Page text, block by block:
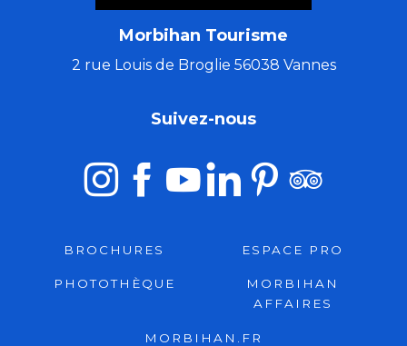
Morbihan Tourisme
2 rue Louis de Broglie 56038 Vannes
Suivez-nous
BROCHURES ESPACE PRO
PHOTOTHÈQUE
MORBIHAN
AFFAIRES
MORBIHAN.FR